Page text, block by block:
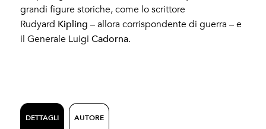
grandi figure storiche, come lo scrittore
Rudyard Kipling – allora corrispondente di guerra­ ­­– e
il Generale LuigiCadorna.
DETTAGLI AUTORE